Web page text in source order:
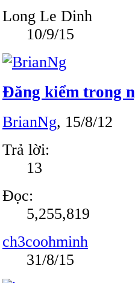
Long Le Dinh
10/9/15
Đăng kiểm trong
BrianNg, 15/8/12
Trả lời:
13
Đọc:
5,255,819
ch3coohminh
31/8/15